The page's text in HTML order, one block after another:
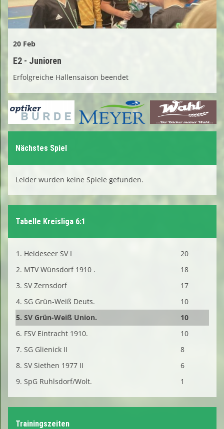
20 Feb
E2 - Junioren
Erfolgreiche Hallensaison beendet
Nächstes Spiel
Leider wurden keine Spiele gefunden.
Tabelle Kreisliga 6:1
1. Heideseer SV I
20
2. MTV Wünsdorf 1910 .
18
3. SV Zernsdorf
17
4. SG Grün-Weiß Deuts.
10
5. SV Grün-Weiß Union.
10
6. FSV Eintracht 1910.
10
7. SG Glienick II
8
8. SV Siethen 1977 II
6
9. SpG Ruhlsdorf/Wolt.
1
Trainingszeiten